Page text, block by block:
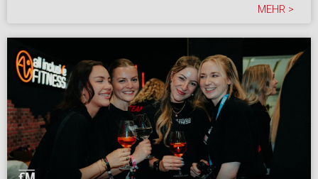
MEHR >